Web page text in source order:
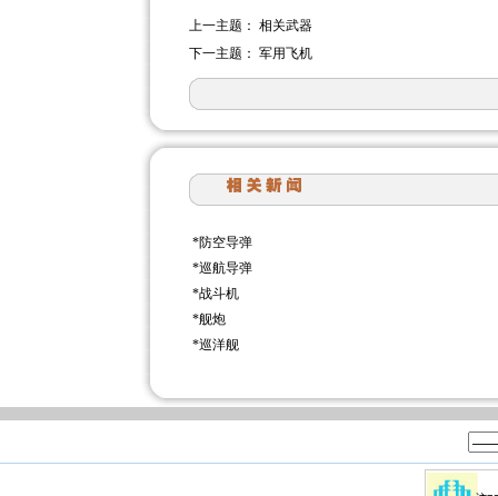
上一主题： 相关武器
下一主题： 军用飞机
*防空导弹
*巡航导弹
*战斗机
*舰炮
*巡洋舰